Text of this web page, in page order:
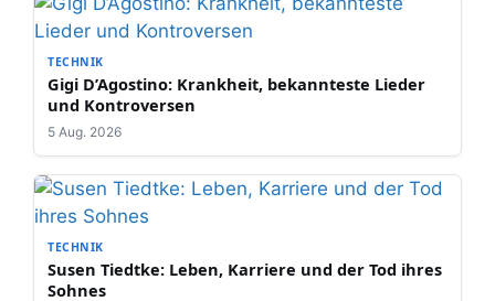
TECHNIK
Gigi D’Agostino: Krankheit, bekannteste Lieder
und Kontroversen
5 Aug. 2026
TECHNIK
Susen Tiedtke: Leben, Karriere und der Tod ihres
Sohnes